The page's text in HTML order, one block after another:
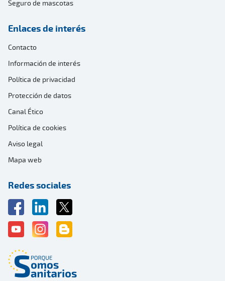
Seguro de mascotas
Enlaces de interés
Contacto
Información de interés
Política de privacidad
Protección de datos
Canal Ético
Política de cookies
Aviso legal
Mapa web
Redes sociales